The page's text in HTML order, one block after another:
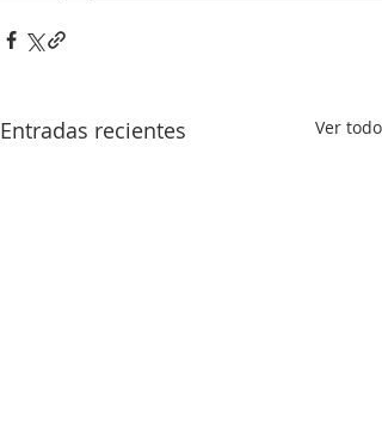
Entradas recientes Ver todo